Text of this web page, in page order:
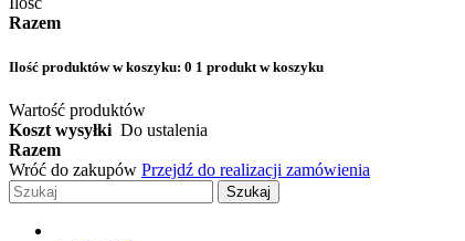
Razem
Ilość produktów w koszyku: 0 1 produkt w koszyku
Wartość produktów
Koszt wysyłki Do ustalenia
Razem
Wróć do zakupów Przejdź do realizacji zamówienia
Szukaj